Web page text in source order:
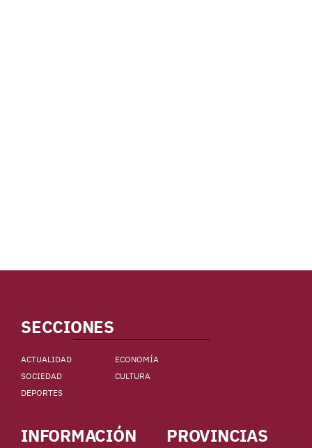
SECCIONES
ACTUALIDAD
ECONOMÍA
SOCIEDAD
CULTURA
DEPORTES
INFORMACIÓN PROVINCIAS